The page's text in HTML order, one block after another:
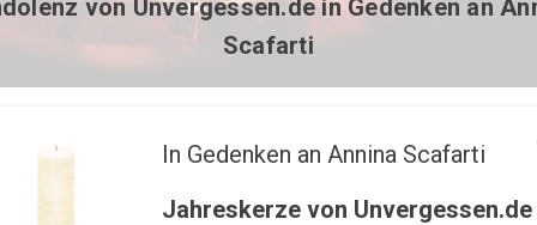
von Unvergessen.dein Gedenken an
Scafarti
In Gedenken an Annina Scafarti
Jahreskerze von Unvergessen.de